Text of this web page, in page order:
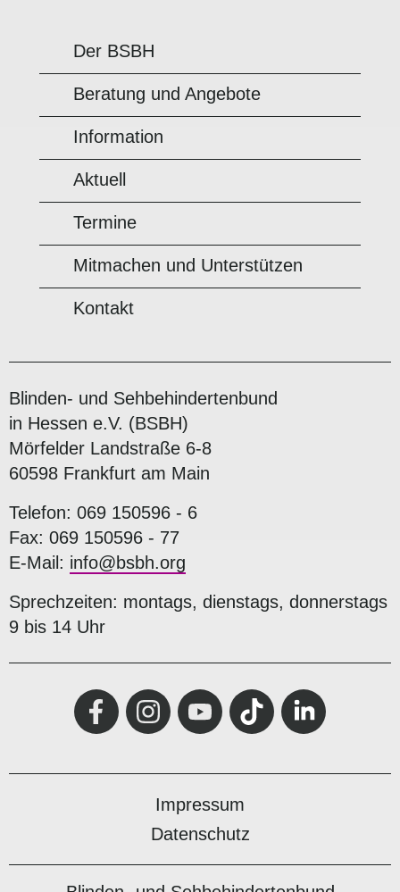
Der BSBH
Beratung und Angebote
Information
Aktuell
Termine
Mitmachen und Unterstützen
Kontakt
Blinden- und Sehbehindertenbund
in Hessen e.V. (BSBH)
Mörfelder Landstraße 6-8
60598 Frankfurt am Main
Telefon: 069 150596 - 6
Fax: 069 150596 - 77
E-Mail: info@bsbh.org
Sprechzeiten: montags, dienstags, donnerstags
9 bis 14 Uhr
Impressum
Datenschutz